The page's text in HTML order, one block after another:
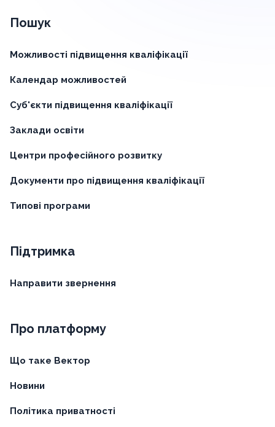
Пошук
Можливості підвищення кваліфікації
Календар можливостей
Суб'єкти підвищення кваліфікації
Заклади освіти
Центри професійного розвитку
Документи про підвищення кваліфікації
Типові програми
Підтримка
Направити звернення
Про платформу
Що таке Вектор
Новини
Політика приватності